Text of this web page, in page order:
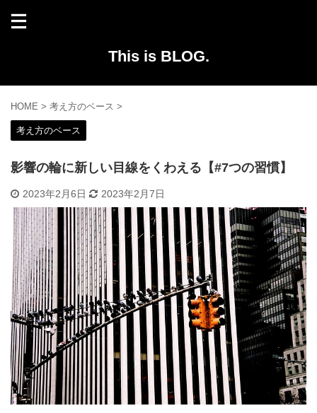
This is BLOG.
HOME > 考え方のベース >
考え方のベース
影響の輪に新しい目線をくわえる【#7つの習慣】
2023年2月6日 2023年2月7日